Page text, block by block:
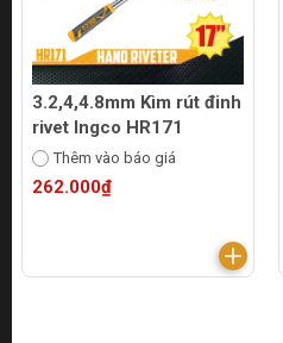
3.2,4,4.8mm Kìm rút đinh
rivet Ingco HR171
Thêm vào báo giá
262.000₫